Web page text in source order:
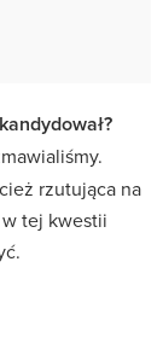
rzutująca na
w tej kwestii